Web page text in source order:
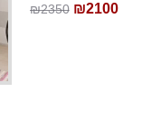
₪2350 ₪2100